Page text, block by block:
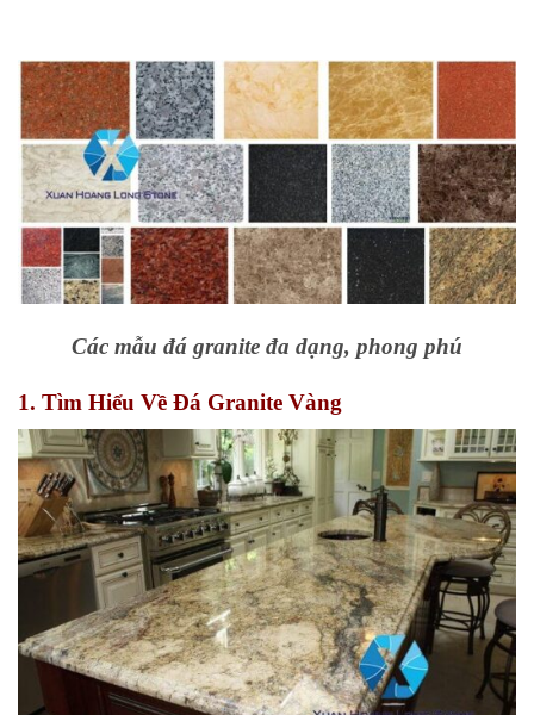
Các mẫu đá granite đa dạng, phong phú
1. Tìm Hiểu Về Đá Granite Vàng